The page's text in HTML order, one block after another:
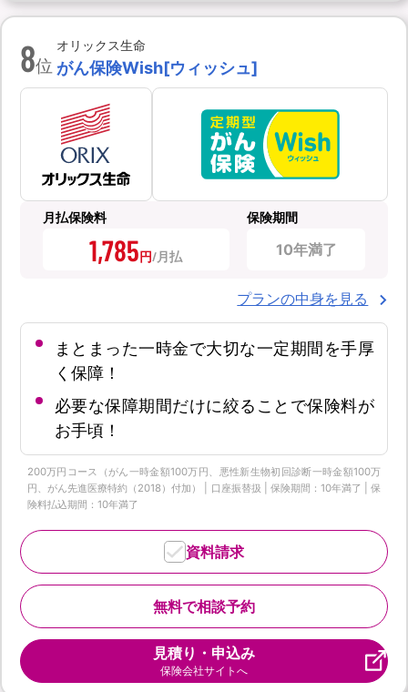
8位
オリックス生命
がん保険Wish[ウィッシュ]
月払保険料
1,785円
保険期間
10年満了
プランの中身を見る
まとまった一時金で大切な一定期間を手厚
く保障！
必要な保障期間だけに絞ることで保険料が
お手頃！
200万円コース（がん一時金額100万円、悪性新生物初回診断一時金額100万
円、がん先進医療特約（2018）付加） | 口座振替扱 | 保険期間：10年満了 | 保
険料払込期間：10年満了
無料で相談予約
資料請求
見積り・申込み
保険会社サイトへ